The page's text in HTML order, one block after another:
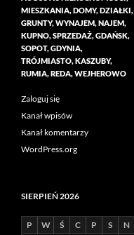
MIESZKANIA, DOMY, DZIAŁKI,
GRUNTY, WYNAJEM, NAJEM,
KUPNO, SPRZEDAŻ, GDAŃSK,
SOPOT, GDYNIA,
TRÓJMIASTO, KASZUBY,
RUMIA, REDA, WEJHEROWO
Zaloguj się
Kanał wpisów
Kanał komentarzy
WordPress.org
SIERPIEŃ 2026
P W Ś C P S
N